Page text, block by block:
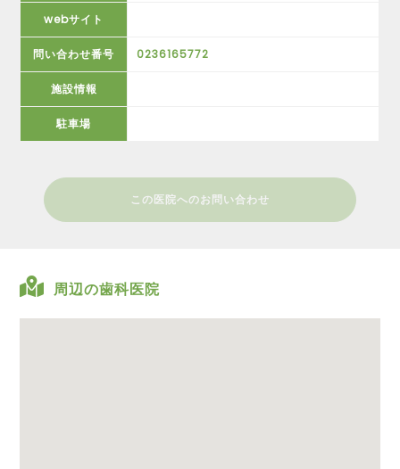
webサイト
問い合わせ番号 0236165772
施設情報
駐車場
この医院へのお問い合わせ
周辺の歯科医院